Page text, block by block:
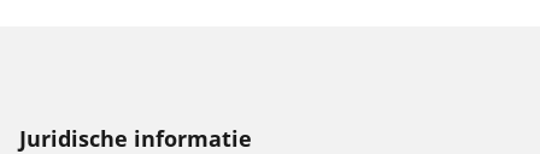
Juridische informatie